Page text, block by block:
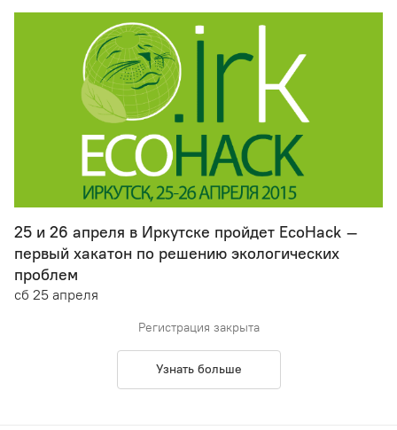
25 и 26 апреля в Иркутске пройдет EcoHack –
первый хакатон по решению экологических
проблем
сб 25 апреля
Регистрация закрыта
Узнать больше